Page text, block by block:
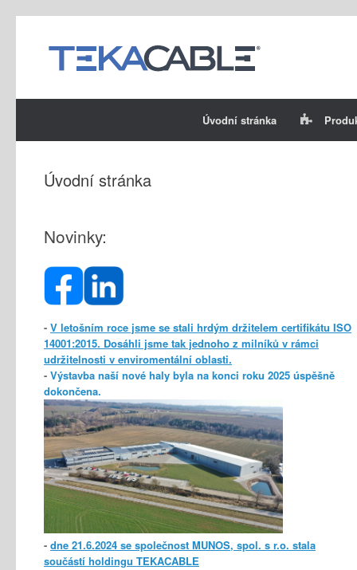
content
Úvodní stránka
Úvodní stránka
Novinky:
- V letošním roce jsme se stali hrdým držitelem certifikátu ISO
14001:2015. Dosáhli jsme tak jednoho z milníků v rámci
udržitelnosti v enviromentální oblasti.
- Výstavba naší nové haly byla na konci roku 2025 úspěšně
dokončena.
- dne 21.6.2024 se společnost MUNOS, spol. s r.o. stala
součástí holdingu TEKACABLE